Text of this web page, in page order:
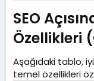
SEO
Özellikleri
Aşağıdaki tablo,
temel özellikleri